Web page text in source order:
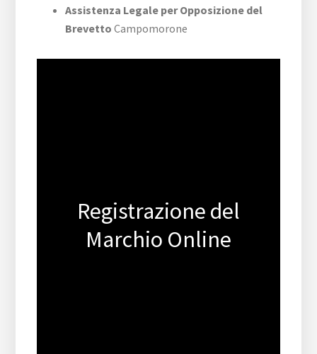
Assistenza Legale per Opposizione del
Brevetto Campomorone
Registrazione del
Marchio Online